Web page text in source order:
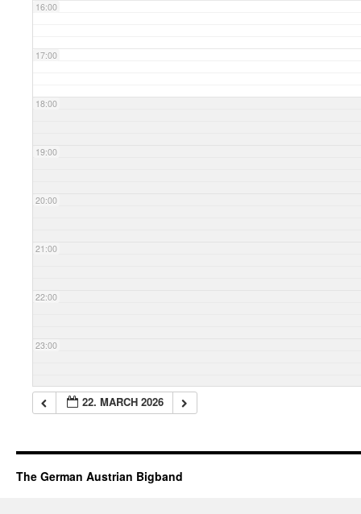
16:00
17:00
18:00
19:00
20:00
21:00
22:00
23:00
22. MARCH 2026
The German Austrian Bigband